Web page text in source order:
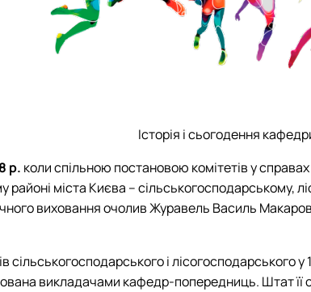
Історія і сьогодення
р. коли спільною постановою комітетів у
районі міста Києва –
виховання очолив Журавель Василь
сільськогосподарського і
викладачами кафедр-попередниць. Штат її